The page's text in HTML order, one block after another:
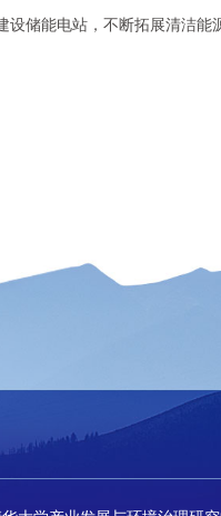
储能电站，不断拓展清洁能